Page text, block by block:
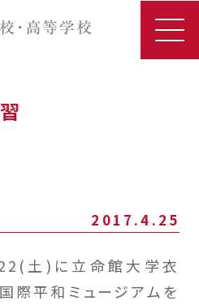
2017.4.25
土)に立命館大学衣
際平和ミュージアムを